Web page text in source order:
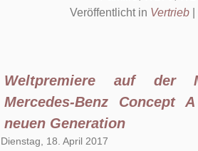
Veröffentlicht in Vertrieb
Weltpremiere auf der
Mercedes-Benz Concept
neuen Generation
Dienstag, 18. April 2017